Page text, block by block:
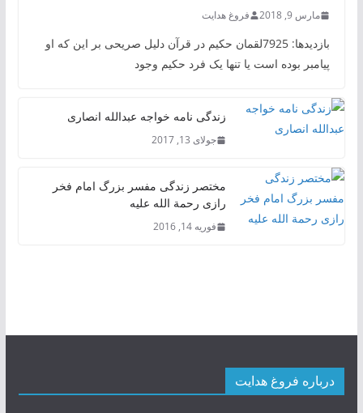
مارس 9, 2018 فروغ هدایت
بازدیدها: 7925لقمان حکیم در قرآن دلیل صریحی بر این که او
پیامبر بوده است یا تنها یک فرد حکیم وجود
زندگی نامه خواجه عبدالله انصاری
جولای 13, 2017
مختصر زندگی مفسر بزرگ امام فخر
رازی رحمة الله علیه
فوریه 14, 2016
درباره فروغ هدایت